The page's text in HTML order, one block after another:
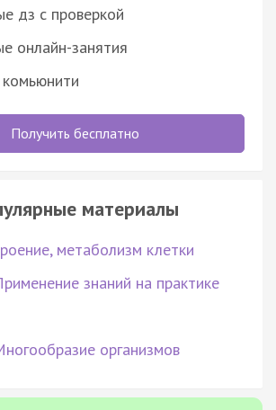
дз с проверкой
онлайн-занятия
Получить бесплатно
материалы
метаболизм клетки
знаний на практике
организмов